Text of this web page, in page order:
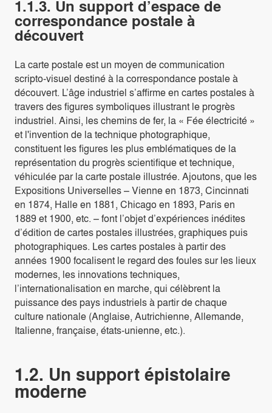
1.1.3. Un support d’espace de
correspondance postale à
découvert
La carte postale est un moyen de communication
scripto-visuel destiné à la correspondance postale à
découvert. L’âge industriel s’affirme en cartes postales à
travers des figures symboliques illustrant le progrès
industriel. Ainsi, les chemins de fer, la « Fée électricité »
et l'invention de la technique photographique,
constituent les figures les plus emblématiques de la
représentation du progrès scientifique et technique,
véhiculée par la carte postale illustrée. Ajoutons, que les
Expositions Universelles – Vienne en 1873, Cincinnati
en 1874, Halle en 1881, Chicago en 1893, Paris en
1889 et 1900, etc. – font l’objet d’expériences inédites
d’édition de cartes postales illustrées, graphiques puis
photographiques. Les cartes postales à partir des
années 1900 focalisent le regard des foules sur les lieux
modernes, les innovations techniques,
l’internationalisation en marche, qui célèbrent la
puissance des pays industriels à partir de chaque
culture nationale (Anglaise, Autrichienne, Allemande,
Italienne, française, états-unienne, etc.).
1.2. Un support épistolaire
moderne